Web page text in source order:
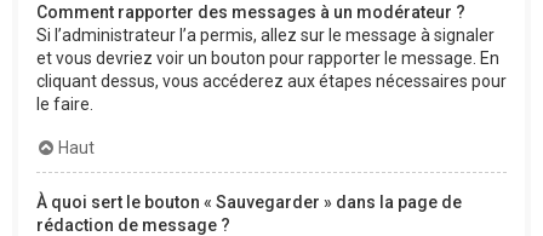
Comment rapporter des messages à un modérateur ?
Si l’administrateur l’a permis, allez sur le message à signaler
et vous devriez voir un bouton pour rapporter le message. En
cliquant dessus, vous accéderez aux étapes nécessaires pour
le faire.
Haut
À quoi sert le bouton « Sauvegarder » dans la page de
rédaction de message ?